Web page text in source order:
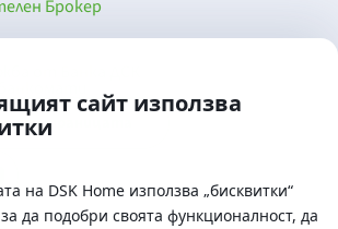
сайт използва
на DSK Home използва „бисквитки“
да подобри своята функционалност, да
Брокер
от Банка ДСК
на страницата